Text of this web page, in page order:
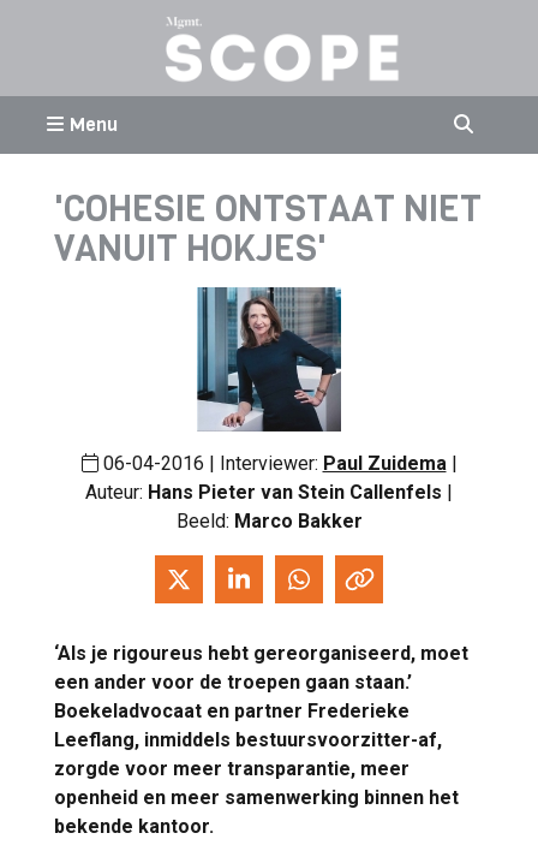
Menu
'COHESIE ONTSTAAT NIET
VANUIT HOKJES'
06-04-2016 | Interviewer: Paul Zuidema |
Auteur: Hans Pieter van Stein Callenfels |
Beeld: Marco Bakker
‘Als je rigoureus hebt gereorganiseerd, moet
een ander voor de troepen gaan staan.’
Boekeladvocaat en partner Frederieke
Leeflang, inmiddels bestuursvoorzitter-af,
zorgde voor meer transparantie, meer
openheid en meer samenwerking binnen het
bekende kantoor.